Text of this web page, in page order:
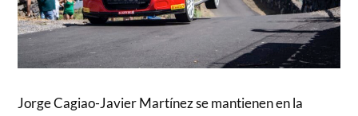
Jorge Cagiao-Javier Martínez se mantienen en la